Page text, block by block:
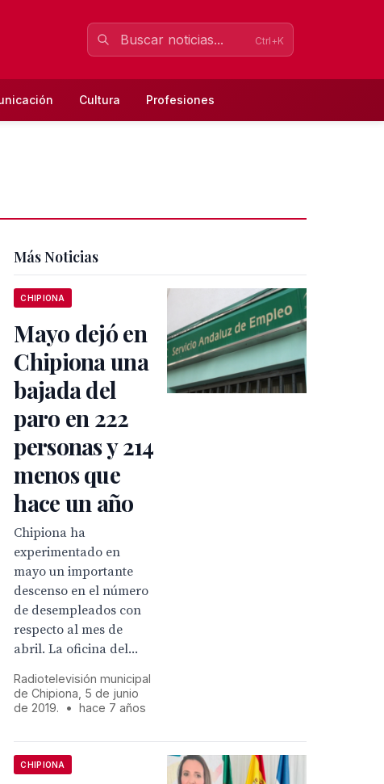
Ctrl+K
Cultura Profesiones
Más Noticias
CHIPIONA
Mayo dejó en
Chipiona una
bajada del
paro en 222
personas y 214
menos que
hace un año
Chipiona ha
experimentado en
mayo un importante
descenso en el número
de desempleados con
respecto al mes de
abril. La oficina del...
Radiotelevisión municipal
de Chipiona, 5 de junio
de 2019.
• hace 7 años
CHIPIONA